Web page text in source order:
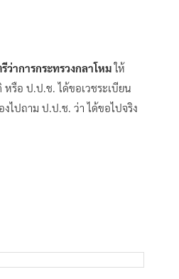
าการ​กระทรวง​กลาโหม​ให้
รื​อ​ ป.ป.ช.​ ได้ขอเวชระเบียน
ไปถาม​ ป.ป.ช. ว่า​ ได้ขอไปจริง